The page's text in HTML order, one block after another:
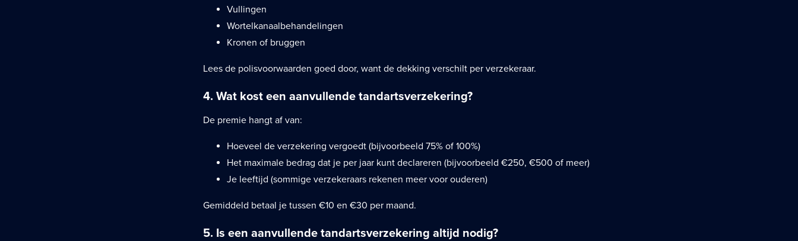
Vullingen
Wortelkanaalbehandelingen
Kronen of bruggen
Lees de polisvoorwaarden goed door, want de dekking verschilt per verzekeraar.
4. Wat kost een aanvullende tandartsverzekering?
De premie hangt af van:
Hoeveel de verzekering vergoedt (bijvoorbeeld 75% of 100%)
Het maximale bedrag dat je per jaar kunt declareren (bijvoorbeeld €250, €500 of meer)
Je leeftijd (sommige verzekeraars rekenen meer voor ouderen)
Gemiddeld betaal je tussen €10 en €30 per maand.
5. Is een aanvullende tandartsverzekering altijd nodig?